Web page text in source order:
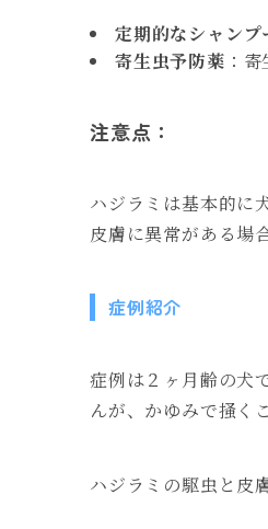
定期的なシャン
寄生虫予防薬 ：
注意点：
ハジラミは基本的に
皮膚に異常がある場
症例紹介
症例は２ヶ月齢の犬
んが、かゆみで掻く
ハジラミの駆虫と皮